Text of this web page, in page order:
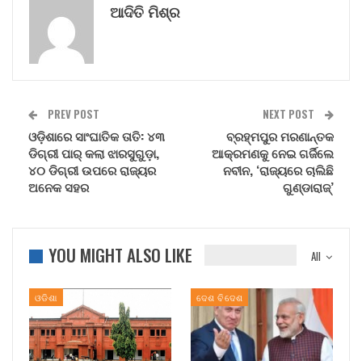
ଆଦିତି ମିଶ୍ର
PREV POST
ଓଡ଼ିଶାରେ ସାଂଘାତିକ ତାତି: ୪୩
ଡିଗ୍ରୀ ପାର୍ କଲା ଝାରସୁଗୁଡ଼ା,
୪୦ ଡିଗ୍ରୀ ଉପରେ ରାଜ୍ୟର
ଅନେକ ସହର
NEXT POST
ବ୍ରହ୍ମପୁର ମରଣାନ୍ତକ
ଆକ୍ରମଣକୁ ନେଇ ଗର୍ଜିଲେ
ନବୀନ, ‘ରାଜ୍ୟରେ ଚାଲିଛି
ଗୁଣ୍ଡାରାଜ୍’
All
YOU MIGHT ALSO LIKE
ଓଡିଶା ଦେଶ ବିଦେଶ